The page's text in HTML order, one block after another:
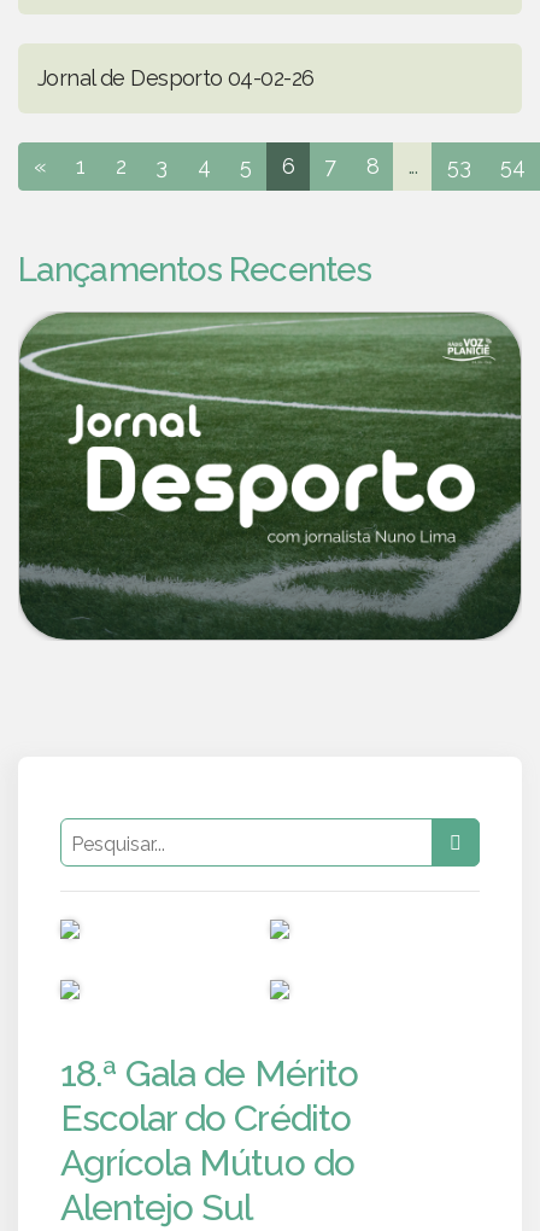
Jornal de Desporto 04-02-26
« 1 2 3 4 5 6 7 8 ... 53 54
Lançamentos Recentes
18.ª Gala de Mérito
Escolar do Crédito
Agrícola Mútuo do
Alentejo Sul